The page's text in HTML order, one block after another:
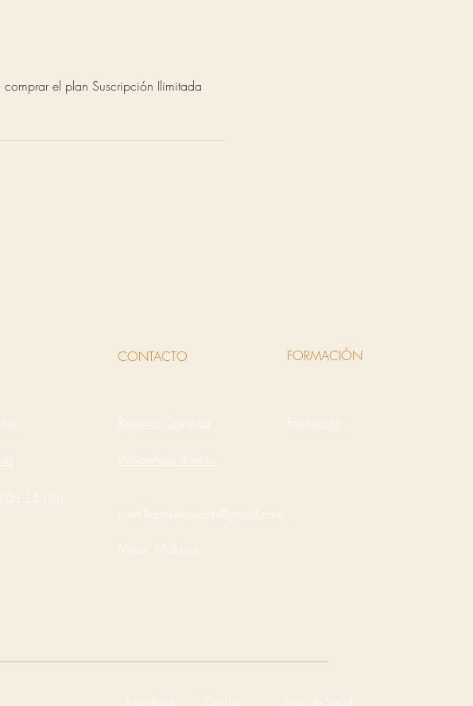
el plan Suscripción Ilimitada
15 min
CONTACTO
Reservar Consulta
FORMACIÓN
Formación
WhatsApp directo
camillaankercoach@gmail.com
Mijas, Málaga
Aviso legal Cookies Aviso de Salud